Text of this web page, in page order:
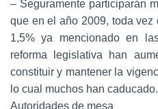
– Seguramente participarán
que en el año 2009, toda vez
1,5% ya mencionado en
reforma legislativa han
constituir y mantener la
lo cual muchos han caducado.
Autoridades de mesa